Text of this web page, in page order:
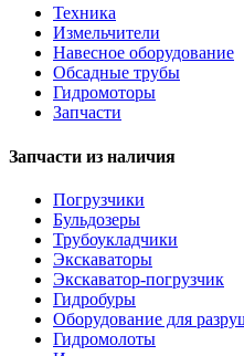
Техника
Измельчители
Навесное оборудование
Обсадные трубы
Гидромоторы
Запчасти
Запчасти из наличия
Погрузчики
Бульдозеры
Трубоукладчики
Экскаваторы
Экскаватор-погрузчик
Гидробуры
Оборудование для
Гидромолоты